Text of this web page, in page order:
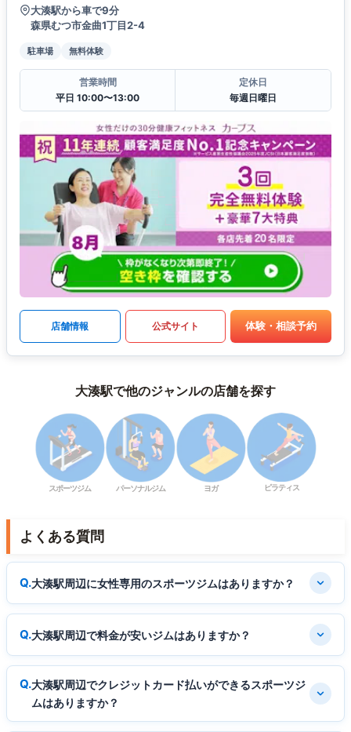
大湊駅から車で9分
森県むつ市金曲1丁目2-4
駐車場 無料体験
営業時間
平日 10:00〜13:00
定休日
毎週日曜日
店舗情報 公式サイト 体験・相談予約
大湊駅で他のジャンルの店舗を探す
スポーツジム パーソナルジム ヨガ ピラティス
よくある質問
大湊駅周辺に女性専用のスポーツジムはありますか？
大湊駅周辺で料金が安いジムはありますか？
大湊駅周辺でクレジットカード払いができるスポーツジ
ムはありますか？